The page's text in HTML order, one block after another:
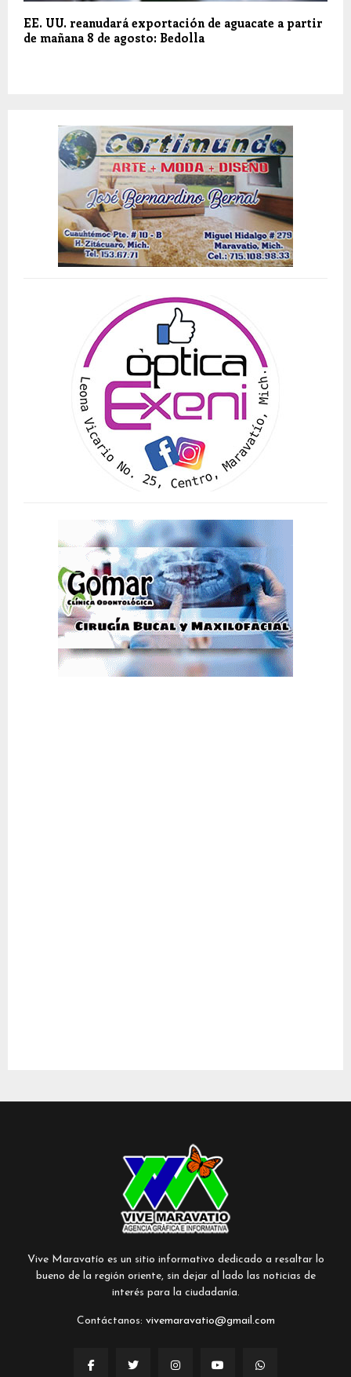
EE. UU. reanudará exportación de aguacate a partir
de mañana 8 de agosto: Bedolla
Vive Maravatío es un sitio informativo dedicado a resaltar lo
bueno de la región oriente, sin dejar al lado las noticias de
interés para la ciudadanía.
Contáctanos: vivemaravatio@gmail.com